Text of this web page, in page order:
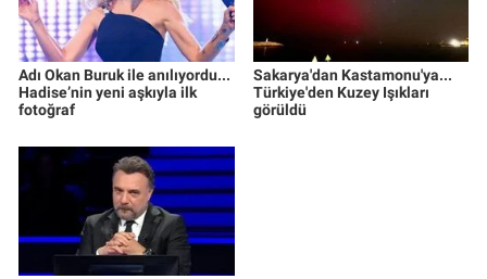
Adı Okan Buruk ile anılıyordu...
Hadise’nin yeni aşkıyla ilk
fotoğraf
Sakarya'dan Kastamonu'ya...
Türkiye'den Kuzey Işıkları
görüldü